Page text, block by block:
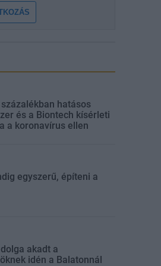
hatásos
és a Biontech kísérleti
a koronavírus ellen
egyszerű, építeni a
akadt a
idén a Balatonnál